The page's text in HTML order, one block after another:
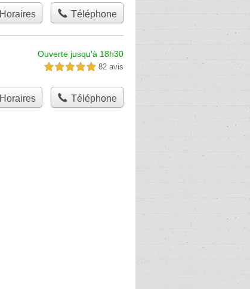
Horaires Téléphone
Ouverte jusqu'à 18h30
5,0 étoiles sur 5 82 avis
Horaires Téléphone